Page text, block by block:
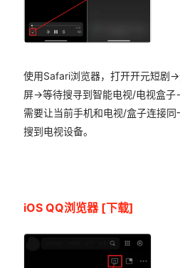
使用Safari浏览器，打开开元短剧-
屏->等待搜寻到智能电视/电视盒子-
需要让当前手机和电视/盒子连接
搜到电视设备。
iOS QQ浏览器 [下载]